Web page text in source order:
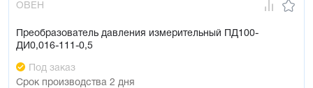
ОВЕН
Преобразователь давления измерительный ПД100-
ДИ0,016-111-0,5
Под заказ
Срок производства 2 дня